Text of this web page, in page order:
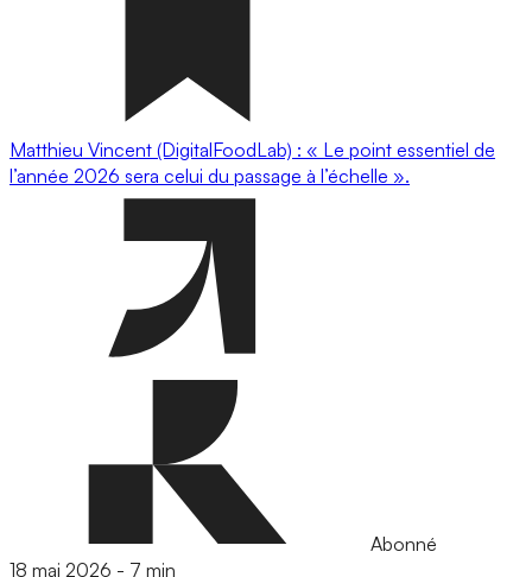
Matthieu Vincent (DigitalFoodLab) : « Le point essentiel de
l’année 2026 sera celui du passage à l’échelle ».
Abonné
18 mai 2026 - 7 min